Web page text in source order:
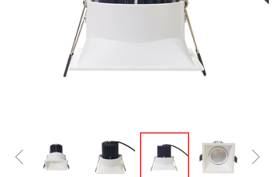
ꁆ ꁇ